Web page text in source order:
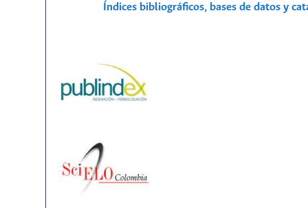
Índices bibliográficos, bases de datos y